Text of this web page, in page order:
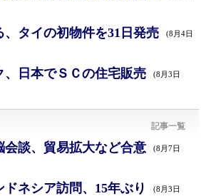
タイの初物件を31日発売 (8月4日
、日本でＳＣの住宅販売 (8月3日
記事一覧
会談、貿易拡大など合意 (8月7日
ネシア訪問、15年ぶり (8月3日